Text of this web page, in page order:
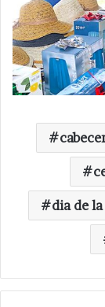
dia de